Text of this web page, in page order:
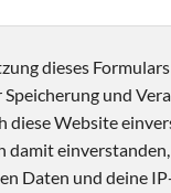
dieses
Speicherung und
diese Website
damit einverstanden,
Daten und deine